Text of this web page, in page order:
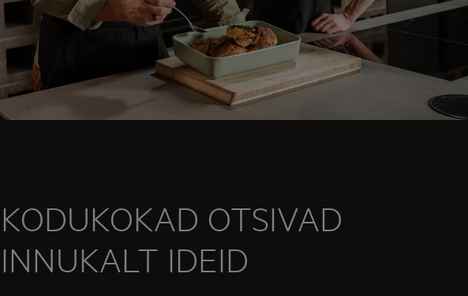
KODUKOKAD OTSIVAD
INNUKALT IDEID